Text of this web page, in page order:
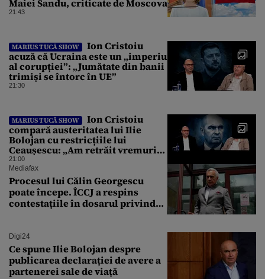
Maiei Sandu, criticate de Moscova
21:43
MARIUS TUCĂ SHOW
Ion Cristoiu
acuză că Ucraina este un „imperiu
al corupției”: „Jumătate din banii
trimiși se întorc în UE”
21:30
MARIUS TUCĂ SHOW
Ion Cristoiu
compară austeritatea lui Ilie
Bolojan cu restricțiile lui
Ceaușescu: „Am retrăit vremurile
tinereții”
21:00
Mediafax
Procesul lui Călin Georgescu
poate începe. ÎCCJ a respins
contestațiile în dosarul privind
Digi24
Ce spune Ilie Bolojan despre
publicarea declarației de avere a
partenerei sale de viață